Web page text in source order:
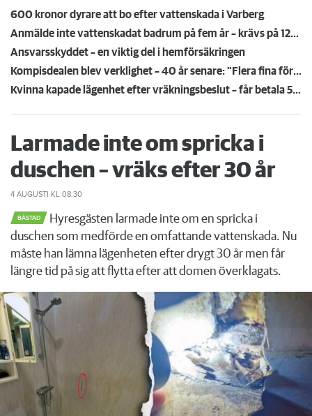
600 kronor dyrare att bo efter vattenskada i Varberg
Anmälde inte vattenskadat badrum på fem år – krävs på 125 000 kronor
Ansvarsskyddet – en viktig del i hemförsäkringen
Kompisdealen blev verklighet – 40 år senare: "Flera fina fördelar med att dela bostad"
Kvinna kapade lägenhet efter vräkningsbeslut – får betala 50 000
Larmade inte om spricka i
duschen – vräks efter 30 år
4 AUGUSTI KL 08:30
BÅSTAD
Hyresgästen larmade inte om en spricka i
duschen som medförde en omfattande vattenskada. Nu
måste han lämna lägenheten efter drygt 30 år men får
längre tid på sig att flytta efter att domen överklagats.